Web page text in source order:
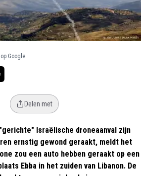
Google.
Delen met
"gerichte" Israëlische droneaanval zijn
ernstig gewond geraakt, meldt het
zou een auto hebben geraakt op een
Ebba in het zuiden van Libanon. De